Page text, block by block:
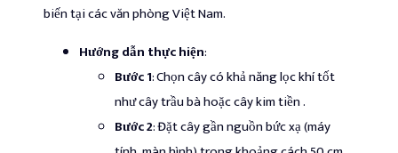
biến tại các văn phòng Việt Nam.
Hướng dẫn thực hiện:
Bước 1: Chọn cây có khả năng lọc khí tốt
như cây trầu bà hoặc cây kim tiền .
Bước 2: Đặt cây gần nguồn bức xạ (máy